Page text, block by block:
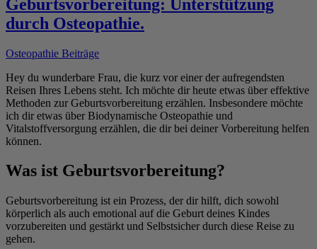
Geburtsvorbereitung: Unterstützung
durch Osteopathie.
Osteopathie Beiträge
Hey du wunderbare Frau, die kurz vor einer der aufregendsten
Reisen Ihres Lebens steht. Ich möchte dir heute etwas über effektive
Methoden zur Geburtsvorbereitung erzählen. Insbesondere möchte
ich dir etwas über Biodynamische Osteopathie und
Vitalstoffversorgung erzählen, die dir bei deiner Vorbereitung helfen
können.
Was ist Geburtsvorbereitung?
Geburtsvorbereitung ist ein Prozess, der dir hilft, dich sowohl
körperlich als auch emotional auf die Geburt deines Kindes
vorzubereiten und gestärkt und Selbstsicher durch diese Reise zu
gehen.